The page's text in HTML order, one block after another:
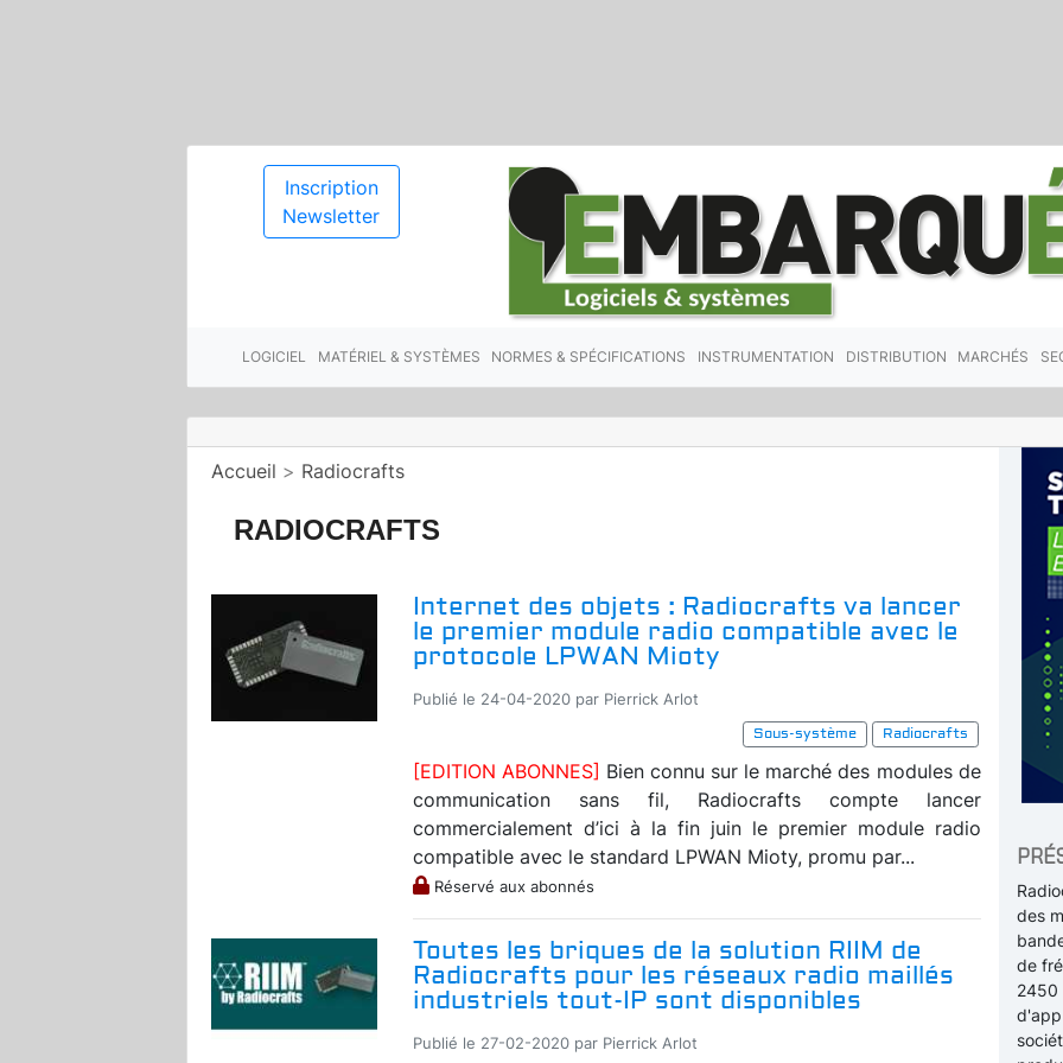
Inscription
Newsletter
LOGICIEL MATÉRIEL & SYSTÈMES NORMES & SPÉCIFICATIONS INSTRUMENTATION DISTRIBUTION MARCHÉS
Accueil > Radiocrafts
RADIOCRAFTS
Internet des objets : Radiocrafts va lancer
le premier module radio compatible avec le
protocole LPWAN Mioty
Publié le 24-04-2020 par Pierrick Arlot
Sous-système
Radiocrafts
[EDITION ABONNES] Bien connu sur le marché des modules de
communication sans fil, Radiocrafts compte lancer
commercialement d’ici à la fin juin le premier module radio
compatible avec le standard LPWAN Mioty, promu par...
Réservé aux abonnés
Toutes les briques de la solution RIIM de
Radiocrafts pour les réseaux radio maillés
industriels tout-IP sont disponibles
Publié le 27-02-2020 par Pierrick Arlot
des
de
2450